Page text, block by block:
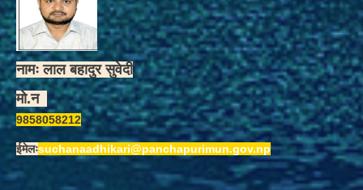
नामः लाल बहादुर सुवेदी
मो.न
9858058212
ईमेलःsuchanaadhikari@panchapurimun.gov.np